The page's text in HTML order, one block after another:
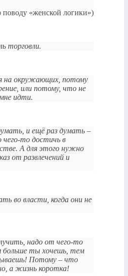
«женской логики»)
торговли.
на окружающих, потому
или потому, что не
идти.
и ещё раз думать –
то достичь в
А для этого нужно
от развлечений и
во власти, когда они не
надо от чего-то
больше ты хочешь, тем
Потому – что
а жизнь коротка!